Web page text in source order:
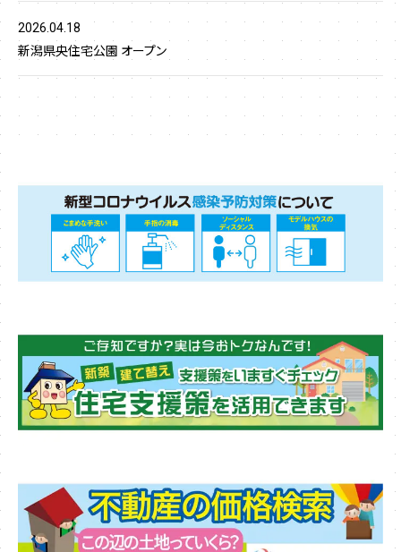
2026.04.18
新潟県央住宅公園 オープン